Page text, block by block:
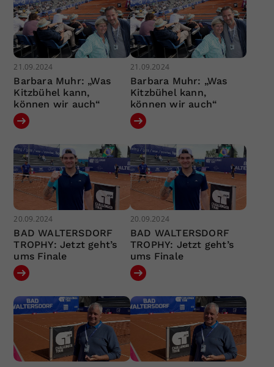
21.09.2024
Barbara Muhr: „Was
Kitzbühel kann,
können wir auch“
21.09.2024
Barbara Muhr: „Was
Kitzbühel kann,
können wir auch“
20.09.2024
BAD WALTERSDORF
TROPHY: Jetzt geht’s
ums Finale
20.09.2024
BAD WALTERSDORF
TROPHY: Jetzt geht’s
ums Finale